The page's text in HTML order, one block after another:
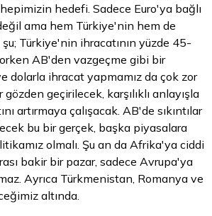
hedefi. Sadece Euro'ya bağlı
ama hem Türkiye'nin hem de
Türkiye'nin ihracatının yüzde 45-
AB'den vazgeçme gibi bir
dolarla ihracat yapmamız da çok zor
geçirilecek, karşılıklı anlayışla
artırmaya çalışacak. AB'de sıkıntılar
bu bir gerçek, başka piyasalara
olmalı. Şu an da Afrika'ya ciddi
bakir bir pazar, sadece Avrupa'ya
Ayrıca Türkmenistan, Romanya ve
altında.